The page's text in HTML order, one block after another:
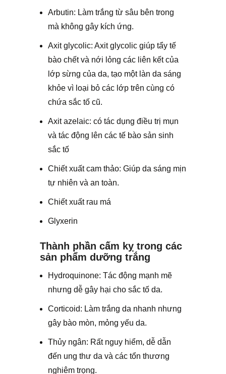
Arbutin: Làm trắng từ sâu bên trong
mà không gây kích ứng.
Axit glycolic: Axit glycolic giúp tẩy tế
bào chết và nới lỏng các liên kết của
lớp sừng của da, tạo một làn da sáng
khỏe vì loại bỏ các lớp trên cùng có
chứa sắc tố cũ.
Axit azelaic: có tác dụng điều trị mụn
và tác động lên các tế bào sản sinh
sắc tố
Chiết xuất cam thảo: Giúp da sáng mịn
tự nhiên và an toàn.
Chiết xuất rau má
Glyxerin
Thành phần cấm kỵ trong các
sản phẩm dưỡng trắng
Hydroquinone: Tác động mạnh mẽ
nhưng dễ gây hại cho sắc tố da.
Corticoid: Làm trắng da nhanh nhưng
gây bào mòn, mỏng yếu da.
Thủy ngân: Rất nguy hiểm, dễ dẫn
đến ung thư da và các tổn thương
nghiêm trọng.